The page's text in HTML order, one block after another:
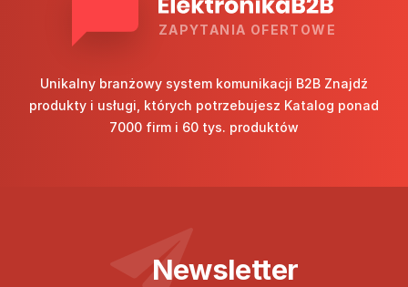
ZAPYTANIA OFERTOWE
Unikalny branżowy system komunikacji B2B Znajdź
produkty i usługi, których potrzebujesz Katalog ponad
7000 firm i 60 tys. produktów
Newsletter